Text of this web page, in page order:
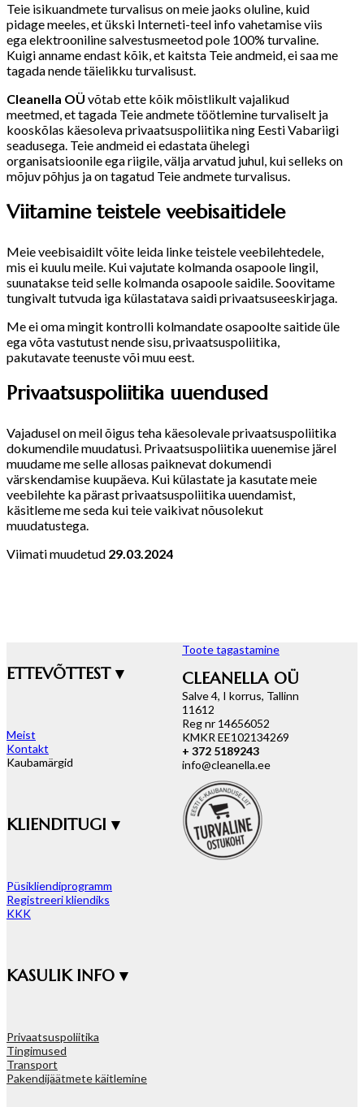
Teie isikuandmete turvalisus on meie jaoks oluline, kuid
pidage meeles, et ükski Interneti-teel info vahetamise viis
ega elektrooniline salvestusmeetod pole 100% turvaline.
Kuigi anname endast kõik, et kaitsta Teie andmeid, ei saa me
tagada nende täielikku turvalisust.
Cleanella OÜ võtab ette kõik mõistlikult vajalikud
meetmed, et tagada Teie andmete töötlemine turvaliselt ja
kooskõlas käesoleva privaatsuspoliitika ning Eesti Vabariigi
seadusega. Teie andmeid ei edastata ühelegi
organisatsioonile ega riigile, välja arvatud juhul, kui selleks on
mõjuv põhjus ja on tagatud Teie andmete turvalisus.
Viitamine teistele veebisaitidele
Meie veebisaidilt võite leida linke teistele veebilehtedele,
mis ei kuulu meile. Kui vajutate kolmanda osapoole lingil,
suunatakse teid selle kolmanda osapoole saidile. Soovitame
tungivalt tutvuda iga külastatava saidi privaatsuseeskirjaga.
Me ei oma mingit kontrolli kolmandate osapoolte saitide üle
ega võta vastutust nende sisu, privaatsuspoliitika,
pakutavate teenuste või muu eest.
Privaatsuspoliitika uuendused
Vajadusel on meil õigus teha käesolevale privaatsuspoliitika
dokumendile muudatusi. Privaatsuspoliitika uuenemise järel
muudame me selle allosas paiknevat dokumendi
värskendamise kuupäeva. Kui külastate ja kasutate meie
veebilehte ka pärast privaatsuspoliitika uuendamist,
käsitleme me seda kui teie vaikivat nõusolekut
muudatustega.
Viimati muudetud 29.03.2024
ETTEVÕTTEST ▾
Meist
Kontakt
Kaubamärgid
KLIENDITUGI ▾
Püsikliendiprogramm
Registreeri kliendiks
KKK
KASULIK INFO ▾
Privaatsuspoliitika
Tingimused
Transport
Pakendijäätmete käitlemine
Toote tagastamine
CLEANELLA OÜ
Salve 4, I korrus, Tallinn
11612
Reg nr 14656052
KMKR EE102134269
+ 372 5189243
info@cleanella.ee